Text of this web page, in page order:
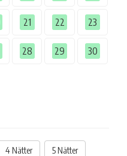
21 22 23
28 29 30
4 Nätter 5 Nätter